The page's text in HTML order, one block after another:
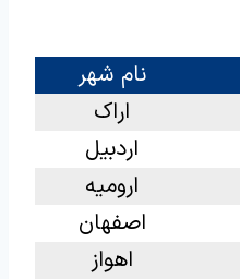
نام شهر
اراک
اردبیل
ارومیه
اصفهان
اهواز